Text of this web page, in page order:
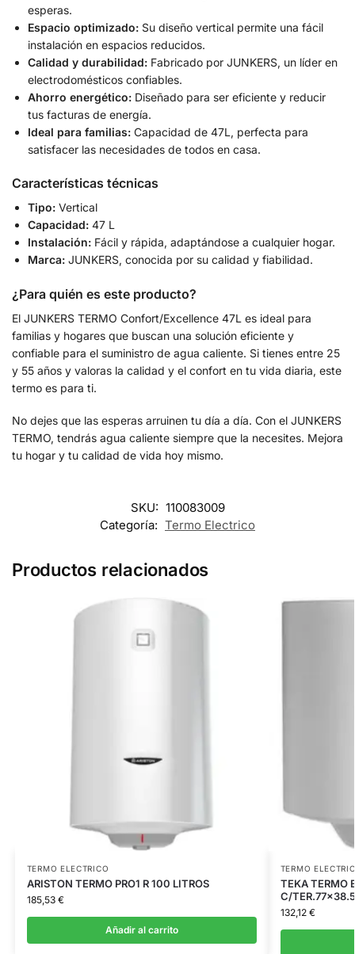
esperas.
Espacio optimizado: Su diseño vertical permite una fácil
instalación en espacios reducidos.
Calidad y durabilidad: Fabricado por JUNKERS, un líder en
electrodomésticos confiables.
Ahorro energético: Diseñado para ser eficiente y reducir
tus facturas de energía.
Ideal para familias: Capacidad de 47L, perfecta para
satisfacer las necesidades de todos en casa.
Características técnicas
Tipo: Vertical
Capacidad: 47 L
Instalación: Fácil y rápida, adaptándose a cualquier hogar.
Marca: JUNKERS, conocida por su calidad y fiabilidad.
¿Para quién es este producto?
El JUNKERS TERMO Confort/Excellence 47L es ideal para
familias y hogares que buscan una solución eficiente y
confiable para el suministro de agua caliente. Si tienes entre 25
y 55 años y valoras la calidad y el confort en tu vida diaria, este
termo es para ti.
No dejes que las esperas arruinen tu día a día. Con el JUNKERS
TERMO, tendrás agua caliente siempre que la necesites. Mejora
tu hogar y tu calidad de vida hoy mismo.
SKU: 110083009
Categoría: Termo Electrico
Productos relacionados
TERMO ELECTRICO
ARISTON TERMO PRO1 R 100 LITROS
185,53 €
Añadir al carrito
TERMO
TEKA TERMO
C/
132,12 €